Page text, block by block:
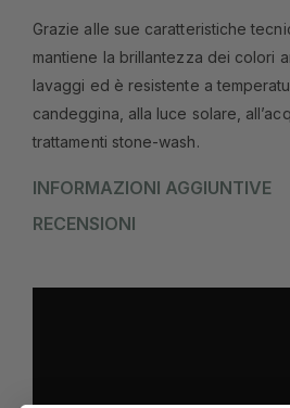
Grazie alle sue caratteristiche
mantiene la brillantezza dei colori
lavaggi ed è resistente a
candeggina, alla luce solare,
trattamenti stone-wash.
INFORMAZIONI AGGIUNTIVE
RECENSIONI